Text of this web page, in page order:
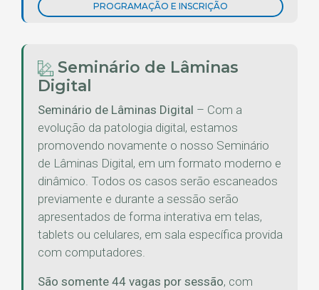
PROGRAMAÇÃO E INSCRIÇÃO
Seminário de Lâminas
Digital
Seminário de Lâminas Digital – Com a
evolução da patologia digital, estamos
promovendo novamente o nosso Seminário
de Lâminas Digital, em um formato moderno e
dinâmico. Todos os casos serão escaneados
previamente e durante a sessão serão
apresentados de forma interativa em telas,
tablets ou celulares, em sala específica provida
com computadores.
São somente 44 vagas por sessão, com